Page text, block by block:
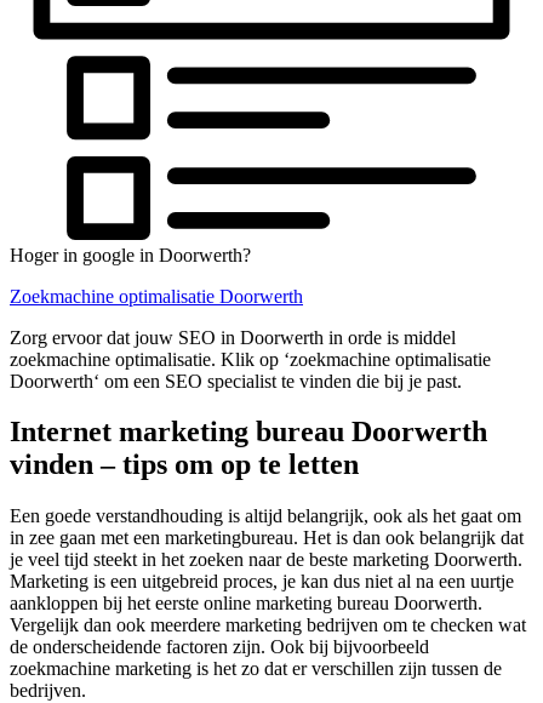
Hoger in google in Doorwerth?
Zoekmachine optimalisatie Doorwerth
Zorg ervoor dat jouw SEO in Doorwerth in orde is middel
zoekmachine optimalisatie. Klik op ‘zoekmachine optimalisatie
Doorwerth‘ om een SEO specialist te vinden die bij je past.
Internet marketing bureau Doorwerth
vinden – tips om op te letten
Een goede verstandhouding is altijd belangrijk, ook als het gaat om
in zee gaan met een marketingbureau. Het is dan ook belangrijk dat
je veel tijd steekt in het zoeken naar de beste marketing Doorwerth.
Marketing is een uitgebreid proces, je kan dus niet al na een uurtje
aankloppen bij het eerste online marketing bureau Doorwerth.
Vergelijk dan ook meerdere marketing bedrijven om te checken wat
de onderscheidende factoren zijn. Ook bij bijvoorbeeld
zoekmachine marketing is het zo dat er verschillen zijn tussen de
bedrijven.